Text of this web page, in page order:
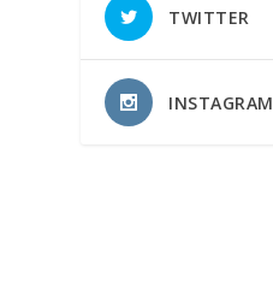
TWITTER
INSTAGRAM